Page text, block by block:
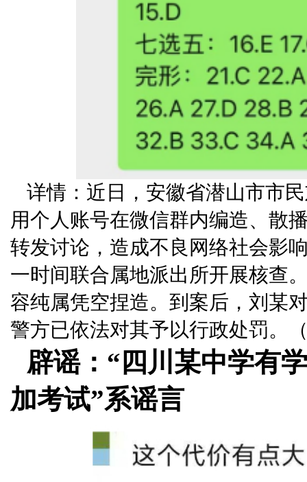
详情：近日，安徽省潜山市市
用个人账号在微信群内编造、散
转发讨论，造成不良网络社会影
一时间联合属地派出所开展核查
容纯属凭空捏造。到案后，刘某
警方已依法对其予以行政处罚。
辟谣：“四川某中学有
加考试”系谣言